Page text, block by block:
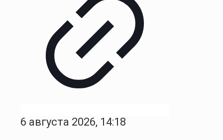
6 августа 2026, 14:18